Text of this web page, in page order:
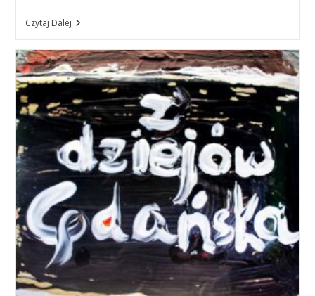
Czytaj DalejPolityka
Dostaw,
I
Refundacji
W
Savchenko
Gallery